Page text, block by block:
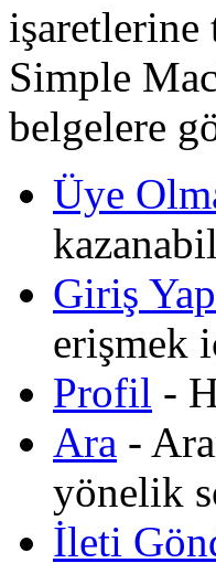
işaretlerine
Simple
belgelere
Üye
Giriş
erişmek
Profil -
Ara -
yönelik
İleti